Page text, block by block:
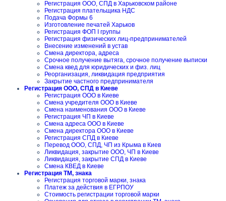
Регистрация ООО, СПД в Харьковском районе
Регистрация плательщика НДС
Подача Формы 6
Изготовление печатей Харьков
Регистрация ФОП I группы
Регистрация физических лиц-предпринимателей
Внесение изменений в устав
Смена директора, адреса
Срочное получение вытяга, срочное получение выписки
Смена квед для юридических и физ. лиц
Реорганизация, ликвидация предприятия
Закрытие частного предпринимателя
Регистрация ООО, СПД в Киеве
Регистрация ООО в Киеве
Смена учредителя ООО в Киеве
Смена наименования ООО в Киеве
Регистрация ЧП в Киеве
Смена адреса ООО в Киеве
Смена директора ООО в Киеве
Регистрация СПД в Киеве
Перевод ООО, СПД, ЧП из Крыма в Киев
Ликвидация, закрытие ООО, ЧП в Киеве
Ликвидация, закрытие СПД в Киеве
Смена КВЕД в Киеве
Регистрация ТМ, знака
Регистрация торговой марки, знака
Платеж за действия в ЕГРПОУ
Стоимость регистрации торговой марки